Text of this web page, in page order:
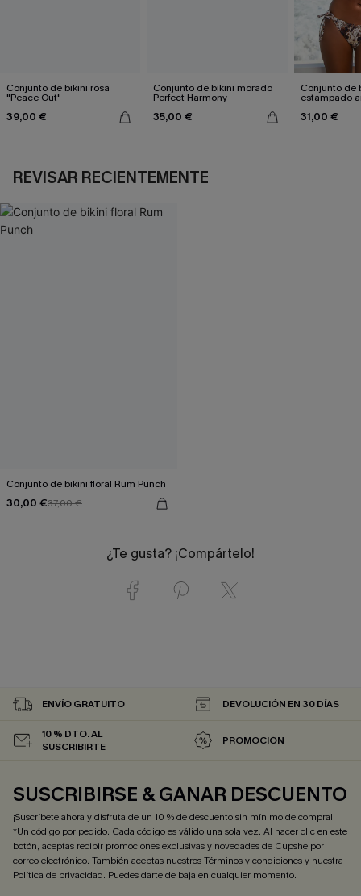
Conjunto de bikini rosa
"Peace Out"
39,00 €
Conjunto de bikini morado
Perfect Harmony
35,00 €
Conjunto de
estampado
31,00 €
REVISAR RECIENTEMENTE
Conjunto de bikini floral Rum Punch
30,00 €37,00 €
¿Te gusta? ¡Compártelo!
ENVÍO GRATUITO DEVOLUCIÓN EN 30 DÍAS
10 % DTO. AL
SUSCRIBIRTE
PROMOCIÓN
SUSCRIBIRSE & GANAR DESCUENTO
¡Suscríbete ahora y disfruta de un 10 % de descuento sin mínimo de compra!
*Un código por pedido. Cada código es válido una sola vez. Al hacer clic en este
botón, aceptas recibir promociones exclusivas y novedades de Cupshe por
correo electrónico. También aceptas nuestrosTérminos y condicionesy nuestra
Política de privacidad. Puedes darte de baja en cualquier momento.